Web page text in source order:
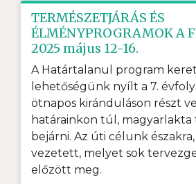
TERMÉSZETJÁRÁS ÉS
ÉLMÉNYPROGRAMOK A
2025 május 12-16.
A Határtalanul program
lehetőségünk nyílt a 7.
ötnapos kiránduláson részt
határainkon túl,
bejárni. Az úti célunk
vezetett, melyet sok
előzött meg.